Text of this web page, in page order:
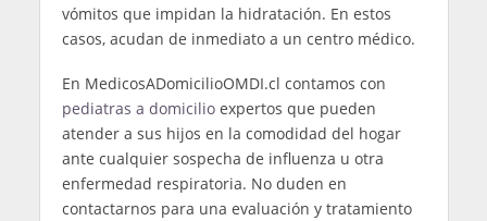
vómitos que impidan la hidratación. En estos
casos, acudan de inmediato a un centro médico.
En MedicosADomicilioOMDI.cl contamos con
pediatras a domicilioexpertos que pueden
atender a sus hijos en la comodidad del hogar
ante cualquier sospecha de influenza u otra
enfermedad respiratoria. No duden en
contactarnos para una evaluación y tratamiento